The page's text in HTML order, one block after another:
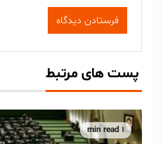
پست های مرتبط
1 min read